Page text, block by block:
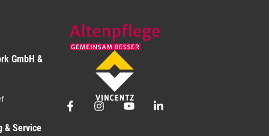
GmbH &
& Service